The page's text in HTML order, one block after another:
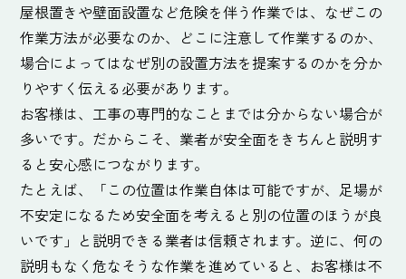
屋根置きや壁面設置など危険を伴う作業では、なぜこの
作業方法が必要なのか、どこに注意して作業するのか、
場合によってはなぜ別の設置方法を提案するのかを分か
りやすく伝える必要があります。
お客様は、工事の専門的なことまでは分からない場合が
多いです。だからこそ、業者が安全面をきちんと説明す
ると安心感につながります。
たとえば、「この位置は作業自体は可能ですが、足場が
不安定になるため安全面を考えると別の位置のほうが良
いです」と説明できる業者は信頼されます。逆に、何の
説明もなく危なそうな作業を進めていると、お客様は不